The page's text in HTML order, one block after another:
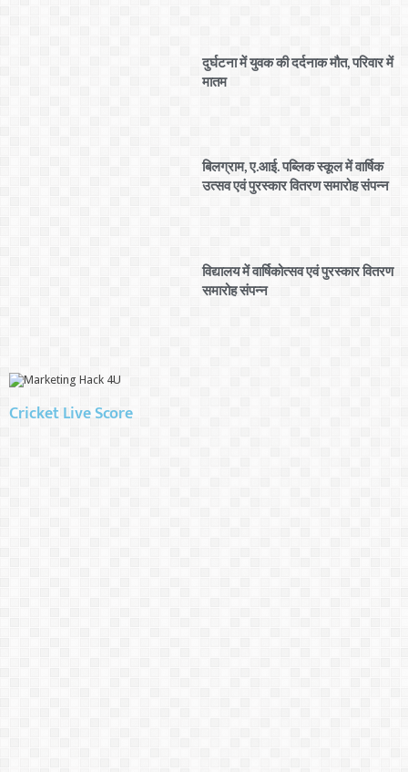
दुर्घटना में युवक की दर्दनाक मौत, परिवार में
मातम
बिलग्राम, ए.आई. पब्लिक स्कूल में वार्षिक
उत्सव एवं पुरस्कार वितरण समारोह संपन्न
विद्यालय में वार्षिकोत्सव एवं पुरस्कार वितरण
समारोह संपन्न
Cricket Live Score